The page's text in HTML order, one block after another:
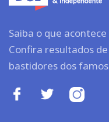
Saiba o que
Confira resultados
bastidores dos